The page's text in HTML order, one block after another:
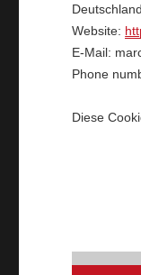
Deutschland
Website:
E-Mail:
Phone
Diese